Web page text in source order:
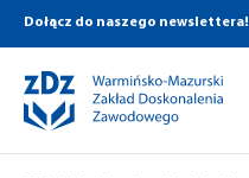
Dołącz do naszego newslettera!